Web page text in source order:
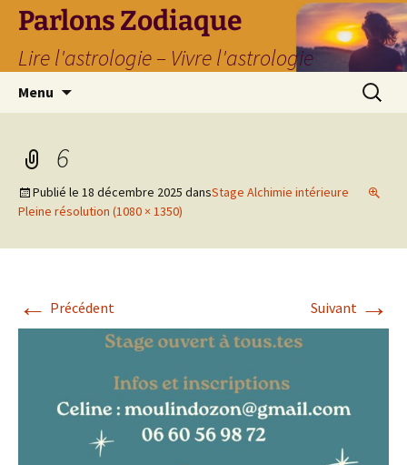
Parlons Zodiaque
Lire l'astrologie – Vivre l'astrologie
Menu
6
Publié le 18 décembre 2025 dansStage Alchimie intérieure
Pleine résolution (1080 × 1350)
← Précédent Suivant →